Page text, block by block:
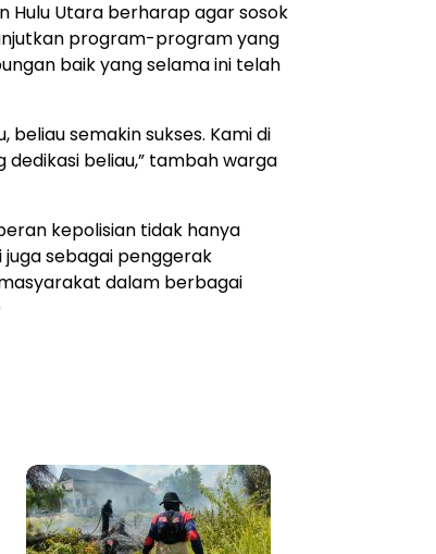
Hulu Utara berharap agar sosok
program-program yang
baik yang selama ini telah
semakin sukses. Kami di
beliau,” tambah warga
kepolisian tidak hanya
sebagai penggerak
dalam berbagai